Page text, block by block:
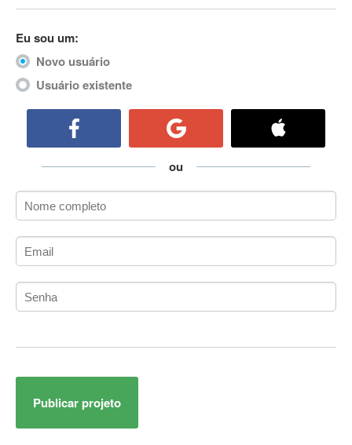
ActionScript
ActionScript 3
Active Directory
ActiveX Data Objects (ADO)
ADK
Administração Acadêmica
Administração de Artistas e Repertórios
Administração de Banco de Dados
Administração de Redes
Administrador de Sistemas
Adobe After Effects
Adobe AIR
Eu sou um:
Novo usuário
Usuário existente
ou
Publicar projeto